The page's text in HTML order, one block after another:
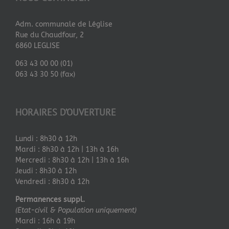
Adm. communale de Léglise
Rue du Chaudfour, 2
6860 LEGLISE
063 43 00 00 (01)
063 43 30 50 (fax)
HORAIRES D’OUVERTURE
Lundi : 8h30 à 12h
Mardi : 8h30 à 12h | 13h à 16h
Mercredi : 8h30 à 12h | 13h à 16h
Jeudi : 8h30 à 12h
Vendredi : 8h30 à 12h
Permanences suppl.
(Etat-civil & Population uniquement)
Mardi : 16h à 19h